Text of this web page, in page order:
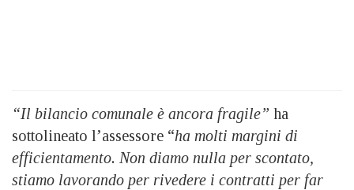
“Il bilancio comunale è ancora fragile” ha
sottolineato l’assessore “ha molti margini di
efficientamento. Non diamo nulla per scontato,
stiamo lavorando per rivedere i contratti per far